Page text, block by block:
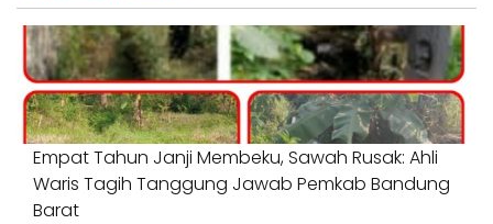
Empat Tahun Janji Membeku, Sawah Rusak: Ahli
Waris Tagih Tanggung Jawab Pemkab Bandung
Barat